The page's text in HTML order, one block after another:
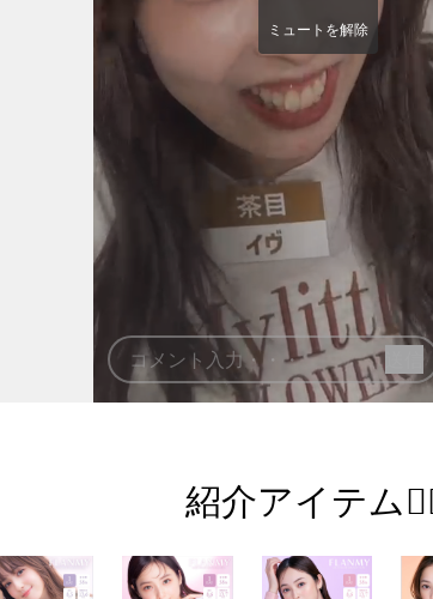
紹介アイテム